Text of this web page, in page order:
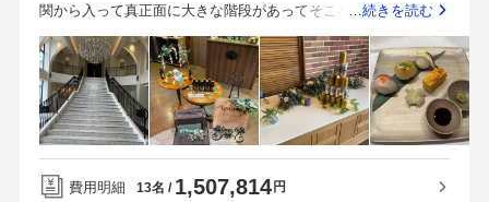
関から入って真正面に大きな階段があってそこをあがっていく
と会場になります。迫力もありますし、とても素敵な雰囲気で
す。会場の中は、白を基調としてまさに挙式に相応しい洗練さ
れた場所という感じです。窓からは、湖や木々が見えて季節感
を感じられ、光が自然と差し込んできます。バージンロード
も、最初に見たときは短いなと思いましたが、実際ドレスを来
て歩いてみるとすごく長く感じました。家族のみの結婚式で、
少人数だったのですがチャペルの大きさは、大きすぎず小さす
…続きを読む
費用明細 13名 1,507,814 円